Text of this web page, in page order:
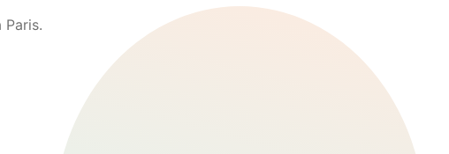
Paris.